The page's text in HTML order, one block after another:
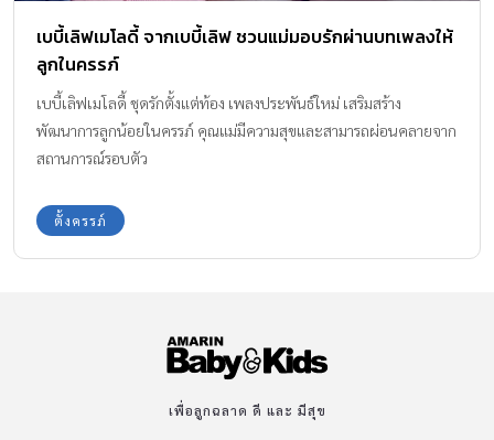
เบบี้เลิฟเมโลดี้ จากเบบี้เลิฟ ชวนแม่มอบรักผ่านบทเพลงให้
ลูกในครรภ์
เบบี้เลิฟเมโลดี้ ชุดรักตั้งแต่ท้อง เพลงประพันธ์ใหม่ เสริมสร้าง
พัฒนาการลูกน้อยในครรภ์ คุณแม่มีความสุขและสามารถผ่อนคลายจาก
สถานการณ์รอบตัว
ตั้งครรภ์
เพื่อลูกฉลาด ดี และ มีสุข